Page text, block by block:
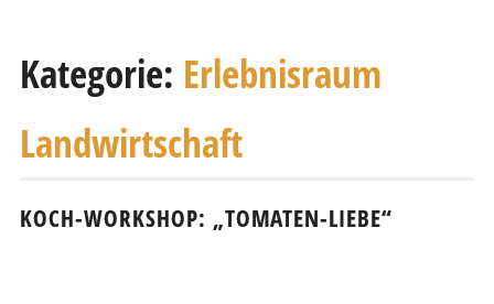
zum
Kategorie: Erlebnisraum
Landwirtschaft
KOCH-WORKSHOP: „TOMATEN-LIEBE“